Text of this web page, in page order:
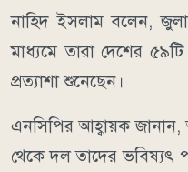
নাহিদ ইসলাম বলেন,
মাধ্যমে তারা দেশের
প্রত্যাশা শুনেছেন।
এনসিপির আহ্বায়ক
থেকে দল তাদের ভবিষ্যৎ